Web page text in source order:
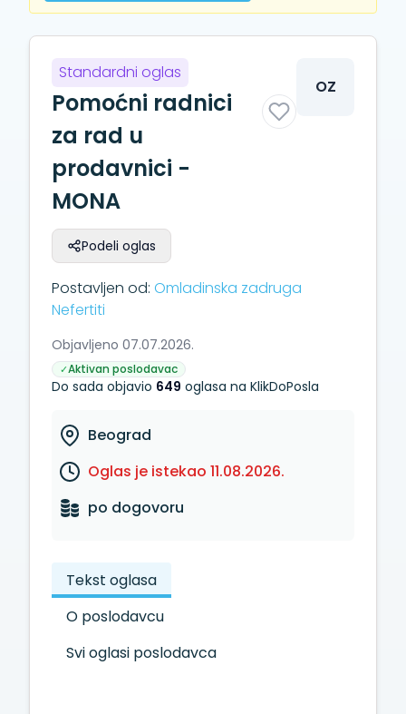
Standardni oglas
Pomoćni radnici
za rad u
prodavnici -
MONA
Podeli oglas
OZ
Postavljen od: Omladinska zadruga
Nefertiti
Objavljeno 07.07.2026.
✓Aktivan poslodavac
Do sada objavio 649 oglasa na KlikDoPosla
Beograd
Oglas je istekao 11.08.2026.
po dogovoru
Tekst oglasa
O poslodavcu
Svi oglasi poslodavca